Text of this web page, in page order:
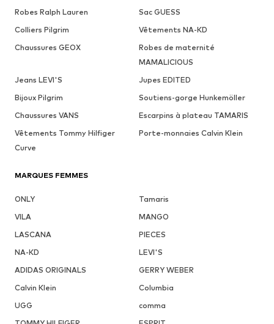
Robes Ralph Lauren
Sac GUESS
Colliers Pilgrim
Vêtements NA-KD
Chaussures GEOX
Robes de maternité
MAMALICIOUS
Jeans LEVI'S
Jupes EDITED
Bijoux Pilgrim
Soutiens-gorge Hunkemöller
Chaussures VANS
Escarpins à plateau TAMARIS
Vêtements Tommy Hilfiger
Curve
Porte-monnaies Calvin Klein
MARQUES FEMMES
ONLY
Tamaris
VILA
MANGO
LASCANA
PIECES
NA-KD
LEVI'S
ADIDAS ORIGINALS
GERRY WEBER
Calvin Klein
Columbia
UGG
comma